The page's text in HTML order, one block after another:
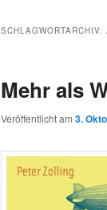
SCHLAGWORTARCHIV:
Mehr als
Veröffentlicht am 3.